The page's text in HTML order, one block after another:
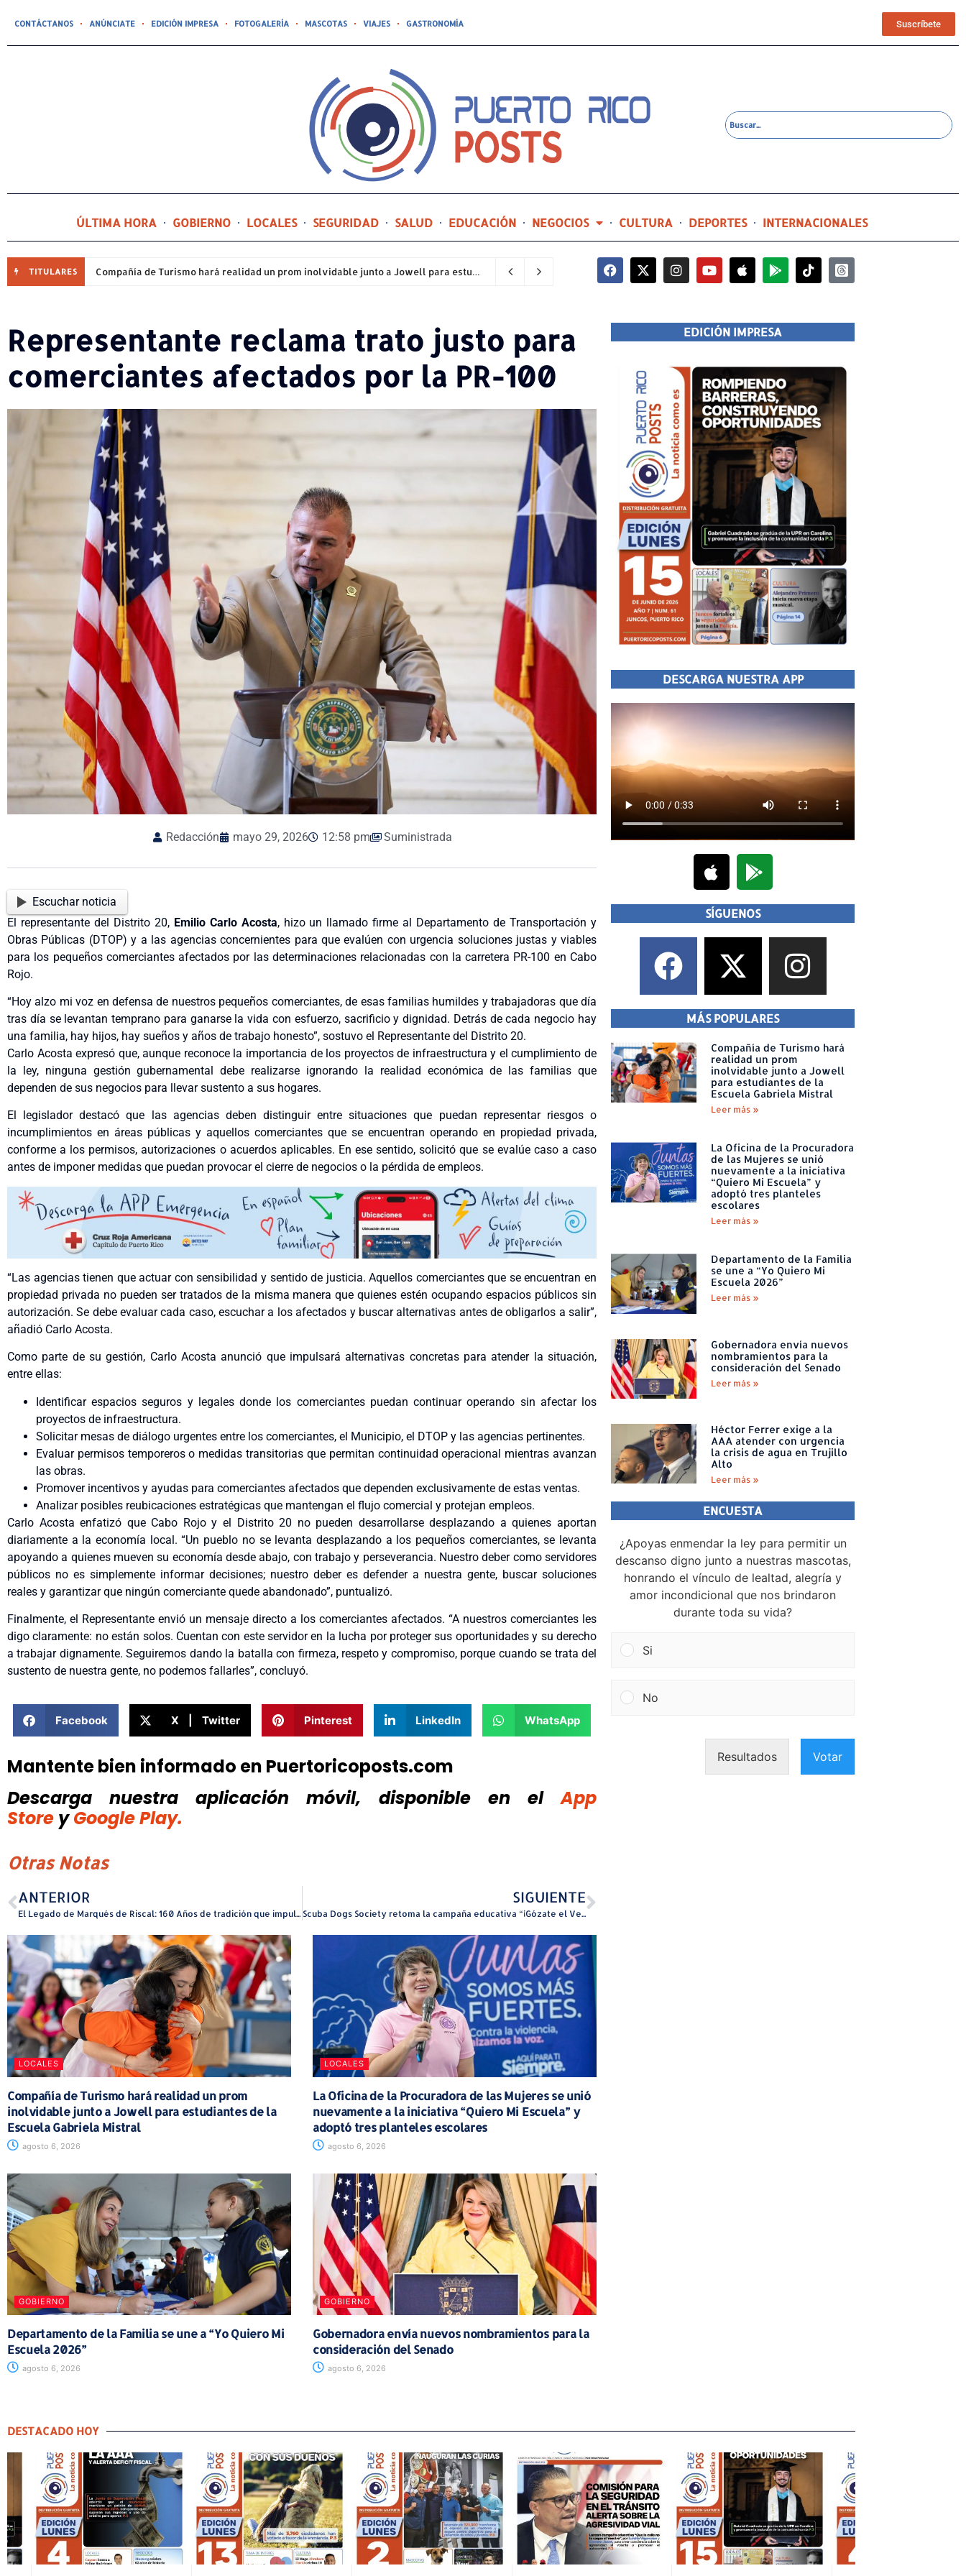
CONTÁCTANOS ANÚNCIATE EDICIÓN IMPRESA FOTOGALERÍA MASCOTAS VIAJES GASTRONOMÍA Suscríbete
ÚLTIMA HORA GOBIERNO LOCALES SEGURIDAD SALUD EDUCACIÓN NEGOCIOS CULTURA DEPORTES INTERNACIONALES
TITULARES Compañía de Turismo hará realidad un prom inolvidable junto a Jowell para estudiantes de la Escuela Gabriela Mistral 8 horas ago
Representante reclama trato justo para
comerciantes afectados por la PR-100
Redacción mayo 29, 2026 12:58 pm Suministrada
Escuchar noticia
El representante del Distrito 20,Emilio Carlo Acosta, hizo un llamado firme al Departamento de Transportación y
Obras Públicas (DTOP) y a las agencias concernientes para que evalúen con urgencia soluciones justas y viables
para los pequeños comerciantes afectados por las determinaciones relacionadas con la carretera PR-100 en Cabo
Rojo.
“Hoy alzo mi voz en defensa de nuestros pequeños comerciantes, de esas familias humildes y trabajadoras que día
tras día se levantan temprano para ganarse la vida con esfuerzo, sacrificio y dignidad. Detrás de cada negocio hay
una familia, hay hijos, hay sueños y años de trabajo honesto”, sostuvo el Representante del Distrito 20.
Carlo Acosta expresó que, aunque reconoce la importancia de los proyectos de infraestructura y el cumplimiento de
la ley, ninguna gestión gubernamental debe realizarse ignorando la realidad económica de las familias que
dependen de sus negocios para llevar sustento a sus hogares.
El legislador destacó que las agencias deben distinguir entre situaciones que puedan representar riesgos o
incumplimientos en áreas públicas y aquellos comerciantes que se encuentran operando en propiedad privada,
conforme a los permisos, autorizaciones o acuerdos aplicables. En ese sentido, solicitó que se evalúe caso a caso
antes de imponer medidas que puedan provocar el cierre de negocios o la pérdida de empleos.
“Las agencias tienen que actuar con sensibilidad y sentido de justicia. Aquellos comerciantes que se encuentran en
propiedad privada no pueden ser tratados de la misma manera que quienes estén ocupando espacios públicos sin
autorización. Se debe evaluar cada caso, escuchar a los afectados y buscar alternativas antes de obligarlos a salir”,
añadió Carlo Acosta.
Como parte de su gestión, Carlo Acosta anunció que impulsará alternativas concretas para atender la situación,
entre ellas:
Identificar espacios seguros y legales donde los comerciantes puedan continuar operando sin afectar los
proyectos de infraestructura.
Solicitar mesas de diálogo urgentes entre los comerciantes, el Municipio, el DTOP y las agencias pertinentes.
Evaluar permisos temporeros o medidas transitorias que permitan continuidad operacional mientras avanzan
las obras.
Promover incentivos y ayudas para comerciantes afectados que dependen exclusivamente de estas ventas.
Analizar posibles reubicaciones estratégicas que mantengan el flujo comercial y protejan empleos.
Carlo Acosta enfatizó que Cabo Rojo y el Distrito 20 no pueden desarrollarse desplazando a quienes aportan
diariamente a la economía local. “Un pueblo no se levanta desplazando a los pequeños comerciantes, se levanta
apoyando a quienes mueven su economía desde abajo, con trabajo y perseverancia. Nuestro deber como servidores
públicos no es simplemente informar decisiones; nuestro deber es defender a nuestra gente, buscar soluciones
reales y garantizar que ningún comerciante quede abandonado”, puntualizó.
Finalmente, el Representante envió un mensaje directo a los comerciantes afectados. “A nuestros comerciantes les
digo claramente: no están solos. Cuentan con este servidor en la lucha por proteger sus oportunidades y su derecho
a trabajar dignamente. Seguiremos dando la batalla con firmeza, respeto y compromiso, porque cuando se trata del
sustento de nuestra gente, no podemos fallarles”, concluyó.
Facebook X | Twitter Pinterest LinkedIn WhatsApp
Mantente bien informado en Puertoricoposts.com
Descarga nuestra aplicación móvil, disponible
en el
App
Store y Google Play.
Otras Notas
ANTERIOR
El Legado de Marqués de Riscal: 160 Años de tradición que impulsan su conexión con Puerto Rico
SIGUIENTE
Scuba Dogs Society retoma la campaña educativa “¡Gózate el Verano sin Basura!”
LOCALES
Compañía de Turismo hará realidad un prom
inolvidable junto a Jowell para estudiantes de la
Escuela Gabriela Mistral
agosto 6, 2026
LOCALES
La Oficina de la Procuradora de las Mujeres se unió
nuevamente a la iniciativa “Quiero Mi Escuela” y
adoptó tres planteles escolares
agosto 6, 2026
GOBIERNO
Departamento de la Familia se une a “Yo Quiero Mi
Escuela 2026”
agosto 6, 2026
GOBIERNO
Gobernadora envía nuevos nombramientos para la
consideración del Senado
agosto 6, 2026
EDICIÓN IMPRESA
DESCARGA NUESTRA APP
SÍGUENOS
MÁS POPULARES
Compañía de Turismo hará
realidad un prom
inolvidable junto a Jowell
para estudiantes de la
Escuela Gabriela Mistral
Leer más »
La Oficina de la Procuradora
de las Mujeres se unió
nuevamente a la iniciativa
“Quiero Mi Escuela” y
adoptó tres planteles
escolares
Leer más »
Departamento de la Familia
se une a “Yo Quiero Mi
Escuela 2026”
Leer más »
Gobernadora envía nuevos
nombramientos para la
consideración del Senado
Leer más »
Héctor Ferrer exige a la
AAA atender con urgencia
la crisis de agua en Trujillo
Alto
Leer más »
ENCUESTA
¿Apoyas enmendar la ley para permitir un
descanso digno junto a nuestras mascotas,
honrando el vínculo de lealtad, alegría y
amor incondicional que nos brindaron
durante toda su vida?
Si
No
Resultados Votar
DESTACADO HOY